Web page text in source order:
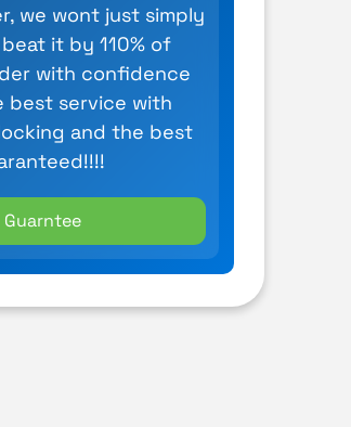
we wont just simply
it by 110% of
with confidence
service with
and the best